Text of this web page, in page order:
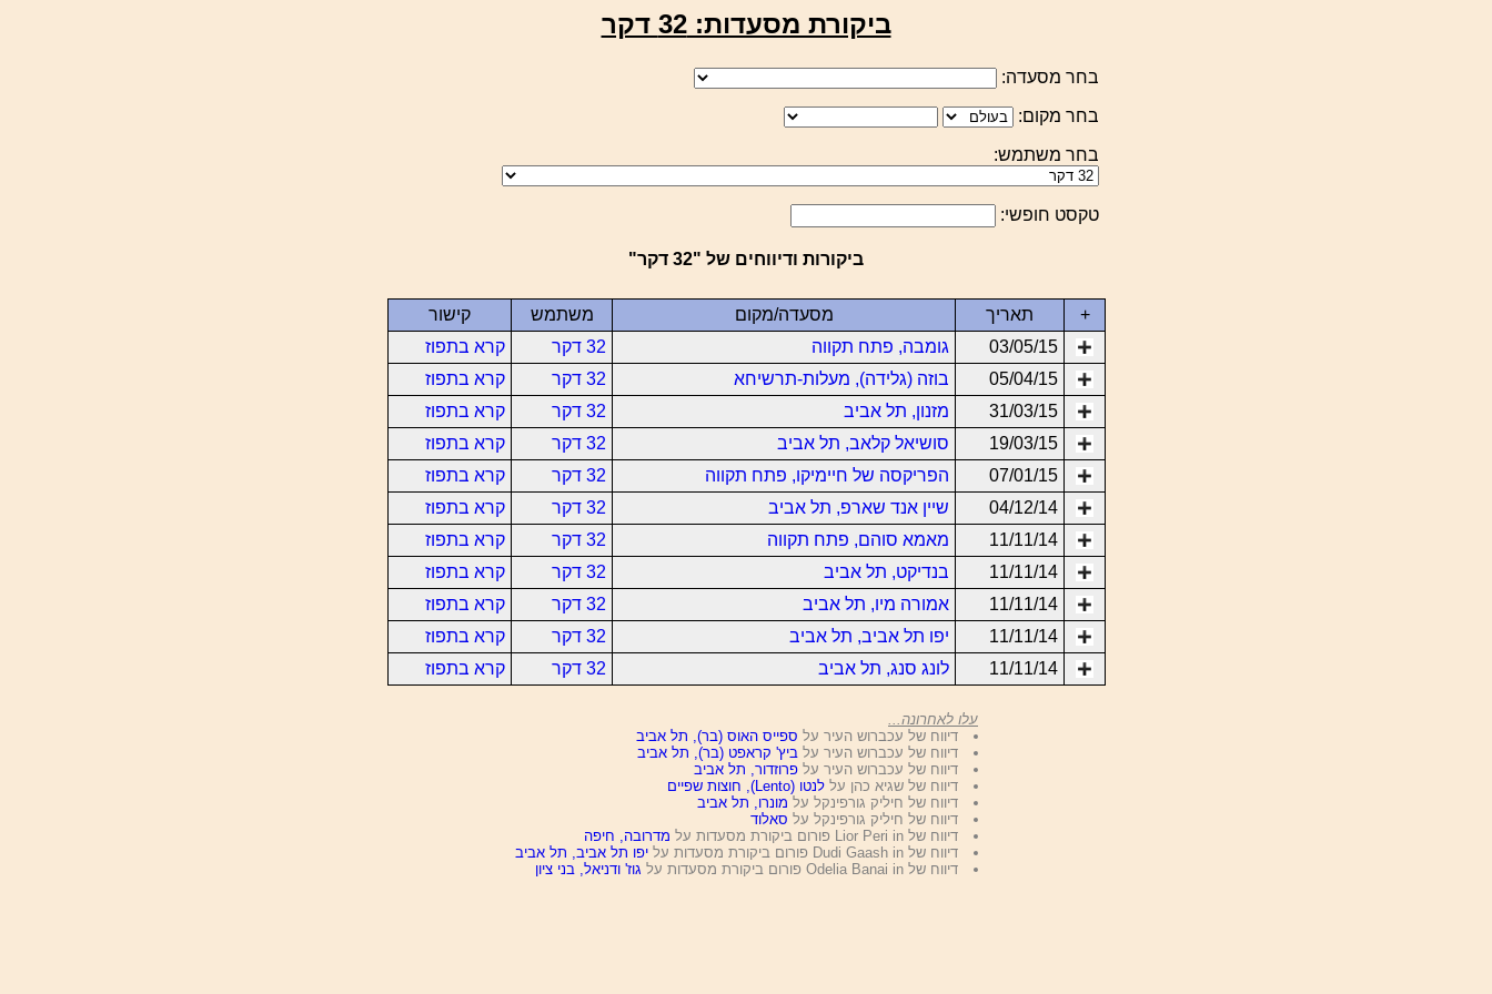
ביקורת מסעדות: 32 דקר
בחר מסעדה:
בחר מקום:
בחר משתמש:
טקסט חופשי:
ביקורות ודיווחים של "32 דקר"
+ תאריך מסעדה/מקום משתמש
קישור
03/05/15
גומבה, פתח תקווה 32 דקר
קרא בתפוז
05/04/15
בוזה (גלידה), מעלות-תרשיחא 32 דקר
קרא בתפוז
31/03/15
מזנון, תל אביב 32 דקר
קרא בתפוז
19/03/15
סושיאל קלאב, תל אביב 32 דקר
קרא בתפוז
07/01/15
הפריקסה של חיימיקו, פתח תקווה 32 דקר
קרא בתפוז
04/12/14
שיין אנד שארפ, תל אביב 32 דקר
קרא בתפוז
11/11/14
מאמא סוהם, פתח תקווה 32 דקר
קרא בתפוז
11/11/14
בנדיקט, תל אביב 32 דקר
קרא בתפוז
11/11/14
אמורה מיו, תל אביב 32 דקר
קרא בתפוז
11/11/14
יפו תל אביב, תל אביב 32 דקר
קרא בתפוז
11/11/14
לונג סנג, תל אביב 32 דקר קרא בתפוז
עלו לאחרונה...
דיווח של עכברוש העיר על ספייס האוס (בר), תל אביב
דיווח של עכברוש העיר על ביץ' קראפט (בר), תל אביב
דיווח של עכברוש העיר עלפרוזדור, תל אביב
דיווח של שגיא כהן עללנטו (Lento), חוצות שפיים
דיווח של חיליק גורפינקל על מונרו, תל אביב
דיווח של חיליק גורפינקל על סאלוד
דיווח של Lior Peri in פורום ביקורת מסעדות על
מדרובה, חיפה
דיווח של Dudi Gaash in פורום ביקורת מסעדות על
יפו תל אביב, תל אביב
דיווח של Odelia Banai in פורום ביקורת מסעדות על
גוז' ודניאל, בני ציון